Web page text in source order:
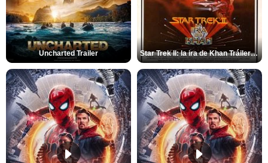
Uncharted Trailer Star Trek II: la ira de Khan Tráiler VO